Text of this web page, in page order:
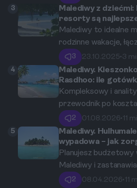
skarbach, które
Malediwów. Ten
zabierze Cię w
podwodnych cudach,
najlepsze miejsca do
majestatycznych
wielorybich i
3
Malediwy z
resorty są
Malediwy to idealne
rodzinne wakacje,
wieloma atrakcjami
blog post pomoże Ci
najlepsze resorty,
specjalne
abyście mogli
niezapomniane chwile.
pięknych plaż i
czystego morza,
również wiele
atrakcji, które będą
rodzinę.
3 23.10.2025•3
4
Malediwy.
Rasdhoo: ile
zabrać na
Kompleksowy i
przewodnik po
wyspie Rasdhoo,
noclegi, jedzenie,
lokalne atrakcje.
2 01.08.2026•11
5
Malediwy.
wypadowa – jak
transport na
Planujesz budżetowy
Malediwy i
poruszać się między
2 08.04.2026•11